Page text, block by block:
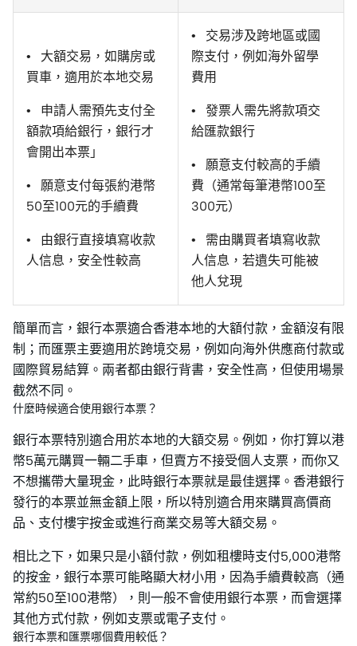
• 大額交易，如購房或
買車，適用於本地交易
• 申請人需預先支付全
額款項給銀行，銀行才
會開出本票」
• 願意支付每張約港幣
50至100元的手續費
• 由銀行直接填寫收款
人信息，安全性較高
• 交易涉及跨地區或國
際支付，例如海外留學
費用
• 發票人需先將款項交
給匯款銀行
• 願意支付較高的手續
費（通常每筆港幣100至
300元）
• 需由購買者填寫收款
人信息，若遺失可能被
他人兌現
簡單而言，銀行本票適合香港本地的大額付款，金額沒有限
制；而匯票主要適用於跨境交易，例如向海外供應商付款或
國際貿易結算。兩者都由銀行背書，安全性高，但使用場景
截然不同。
什麼時候適合使用銀行本票？
銀行本票特別適合用於本地的大額交易。例如，你打算以港
幣5萬元購買一輛二手車，但賣方不接受個人支票，而你又
不想攜帶大量現金，此時銀行本票就是最佳選擇。香港銀行
發行的本票並無金額上限，所以特別適合用來購買高價商
品、支付樓宇按金或進行商業交易等大額交易。
相比之下，如果只是小額付款，例如租樓時支付5,000港幣
的按金，銀行本票可能略顯大材小用，因為手續費較高（通
常約50至100港幣），則一般不會使用銀行本票，而會選擇
其他方式付款，例如支票或電子支付。
銀行本票和匯票哪個費用較低？